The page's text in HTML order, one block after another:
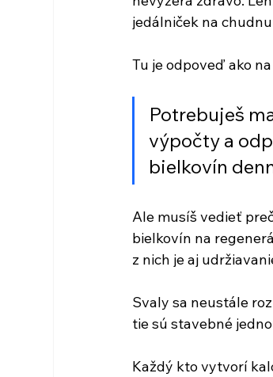
jedálniček na
Tu je odpoveď ako
Potrebuješ
výpočty a
bielkovín
Ale musíš vedieť
bielkovín na
z nich je aj
Svaly sa neustále
tie sú stavebné
Každý kto vytvorí